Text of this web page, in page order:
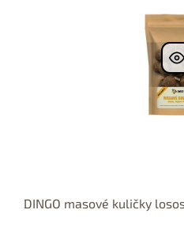
DINGO masové kuličky